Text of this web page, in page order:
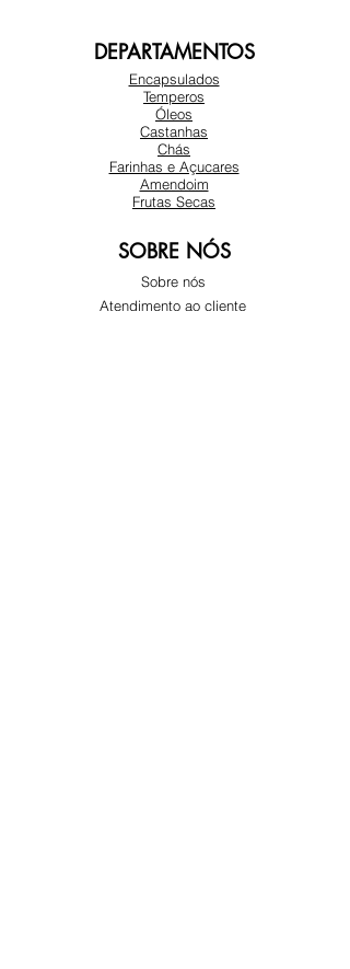
DEPARTAMENTOS
Encapsulados
Temperos
Óleos
Castanhas
Chás
Farinhas e Açucares
Amendoim
Frutas Secas
SOBRE NÓS
Sobre nós
Atendimento ao cliente